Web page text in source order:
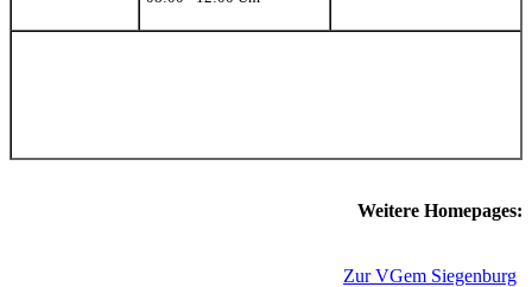
Weitere Homepages:
Zur VGem Siegenburg